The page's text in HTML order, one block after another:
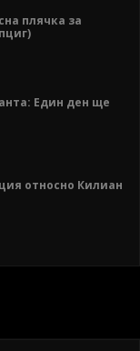
плячка за
Един ден ще
относно Килиан